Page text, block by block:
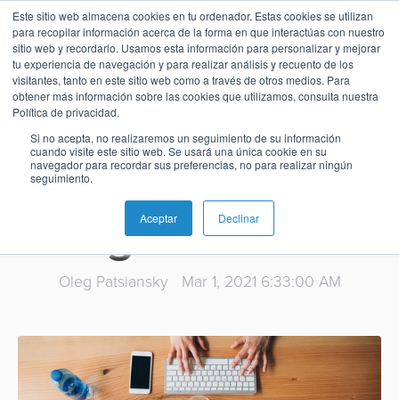
Este sitio web almacena cookies en tu ordenador. Estas cookies se utilizan
para recopilar información acerca de la forma en que interactúas con nuestro
sitio web y recordarlo. Usamos esta información para personalizar y mejorar
tu experiencia de navegación y para realizar análisis y recuento de los
visitantes, tanto en este sitio web como a través de otros medios. Para
obtener más información sobre las cookies que utilizamos, consulta nuestra
Política de privacidad.
Si no acepta, no realizaremos un seguimiento de su información
cuando visite este sitio web. Se usará una única cookie en su
navegador para recordar sus preferencias, no para realizar ningún
seguimiento.
Aceptar Declinar
English
Español
Home
Administración
Tarjetas
Digital
Super
Emisión
Pagos
inmediatos
QR
Comercio
Buy
Pay
Later
Pago
propinas
Servicios
Emisión
Gestión
de
Comercio
como
Servicio
Casos
Banca
Neobanco
Proveedor
servicios
pago
Informes
analistas
Guías
Noticias
Sobre
BPC
Neobank,
claves para
desarrollar un
plan de negocio
ganador
Oleg Patsiansky Mar 1, 2021 6:33:00 AM